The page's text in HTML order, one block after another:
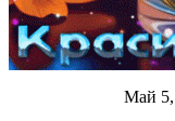
Май 5,